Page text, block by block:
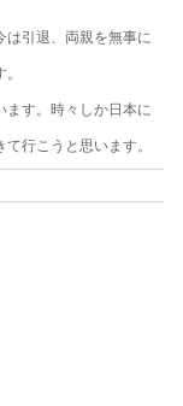
は引退、両親を無事に
ます。時々しか日本に
行こうと思います。